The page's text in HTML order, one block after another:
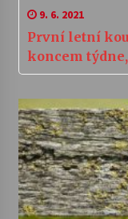
9. 6. 2021
První letní
koncem